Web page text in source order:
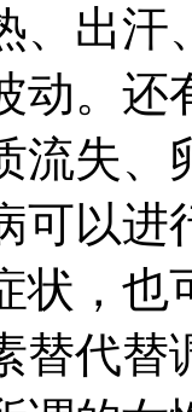
、出
动。还
流失、
可以进
状，也
替代